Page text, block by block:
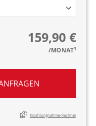
159,90 €
/MONAT1
Inzahlungnahme-Rechner